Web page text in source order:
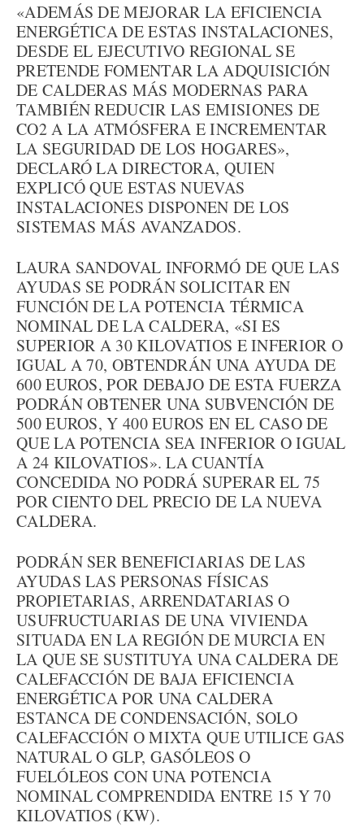
«ADEMÁS DE MEJORAR LA EFICIENCIA
ENERGÉTICA DE ESTAS INSTALACIONES,
DESDE EL EJECUTIVO REGIONAL SE
PRETENDE FOMENTAR LA ADQUISICIÓN
DE CALDERAS MÁS MODERNAS PARA
TAMBIÉN REDUCIR LAS EMISIONES DE
CO2 A LA ATMÓSFERA E INCREMENTAR
LA SEGURIDAD DE LOS HOGARES»,
DECLARÓ LA DIRECTORA, QUIEN
EXPLICÓ QUE ESTAS NUEVAS
INSTALACIONES DISPONEN DE LOS
SISTEMAS MÁS AVANZADOS.
LAURA SANDOVAL INFORMÓ DE QUE LAS
AYUDAS SE PODRÁN SOLICITAR EN
FUNCIÓN DE LA POTENCIA TÉRMICA
NOMINAL DE LA CALDERA, «SI ES
SUPERIOR A 30 KILOVATIOS E INFERIOR O
IGUAL A 70, OBTENDRÁN UNA AYUDA DE
600 EUROS, POR DEBAJO DE ESTA FUERZA
PODRÁN OBTENER UNA SUBVENCIÓN DE
500 EUROS, Y 400 EUROS EN EL CASO DE
QUE LA POTENCIA SEA INFERIOR O IGUAL
A 24 KILOVATIOS». LA CUANTÍA
CONCEDIDA NO PODRÁ SUPERAR EL 75
POR CIENTO DEL PRECIO DE LA NUEVA
CALDERA.
PODRÁN SER BENEFICIARIAS DE LAS
AYUDAS LAS PERSONAS FÍSICAS
PROPIETARIAS, ARRENDATARIAS O
USUFRUCTUARIAS DE UNA VIVIENDA
SITUADA EN LA REGIÓN DE MURCIA EN
LA QUE SE SUSTITUYA UNA CALDERA DE
CALEFACCIÓN DE BAJA EFICIENCIA
ENERGÉTICA POR UNA CALDERA
ESTANCA DE CONDENSACIÓN, SOLO
CALEFACCIÓN O MIXTA QUE UTILICE GAS
NATURAL O GLP, GASÓLEOS O
FUELÓLEOS CON UNA POTENCIA
NOMINAL COMPRENDIDA ENTRE 15 Y 70
KILOVATIOS (KW).